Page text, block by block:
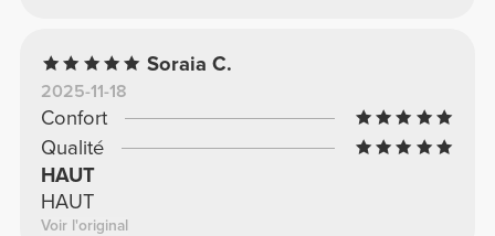
Soraia C.
2025-11-18
Confort
Qualité
HAUT
HAUT
Voir l'original